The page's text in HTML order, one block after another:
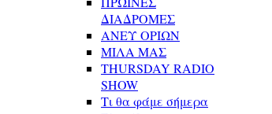
ΔΙΑΔΡΟΜΕΣ
ΑΝΕΥ ΟΡΙΩΝ
ΜΙΛΑ ΜΑΣ
THURSDAY RADIO
SHOW
Τι θα φάμε σήμερα